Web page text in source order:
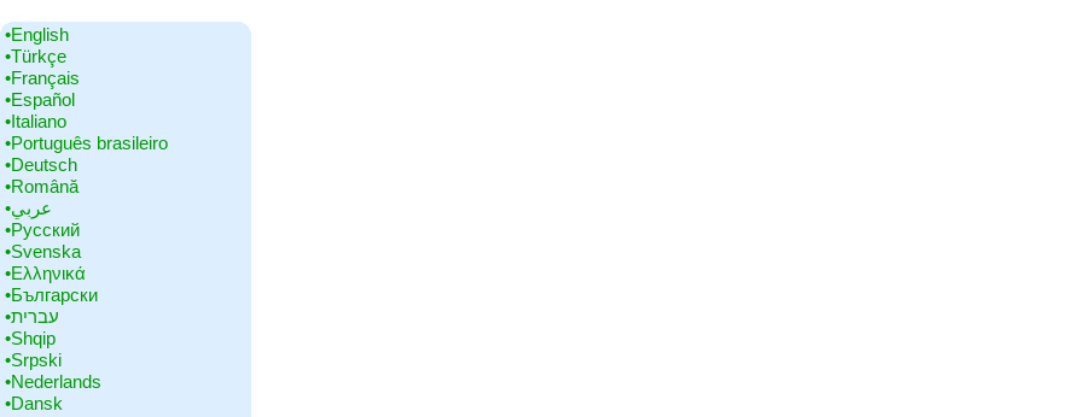
•‎English
•‎Türkçe
•‎Français
•‎Español
•‎Italiano
•‎Português brasileiro
•‎Deutsch
•‎Română
•‎عربي
•‎Русский
•‎Svenska
•‎Ελληνικά
•‎Български
•‎עברית
•‎Shqip
•‎Srpski
•‎Nederlands
•‎Dansk